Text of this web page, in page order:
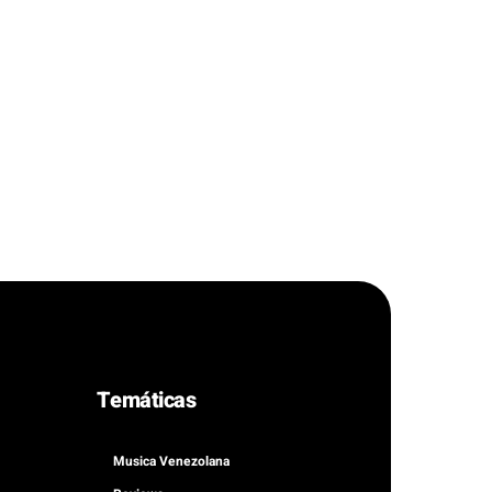
Temáticas
Musica Venezolana